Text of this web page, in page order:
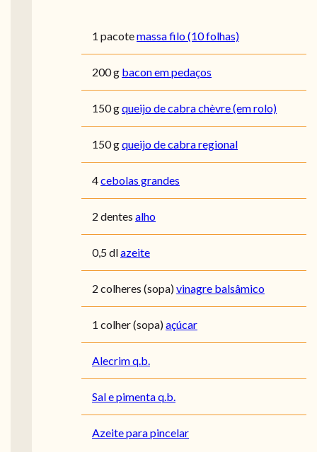
1 pacotemassa filo (10 folhas)
200 g bacon em pedaços
150 gqueijo de cabra chèvre (em rolo)
150 gqueijo de cabra regional
4cebolas grandes
2 dentes alho
0,5 dlazeite
2 colheres (sopa)vinagre balsâmico
1 colher (sopa)açúcar
Alecrim q.b.
Sal e pimenta q.b.
Azeite para pincelar